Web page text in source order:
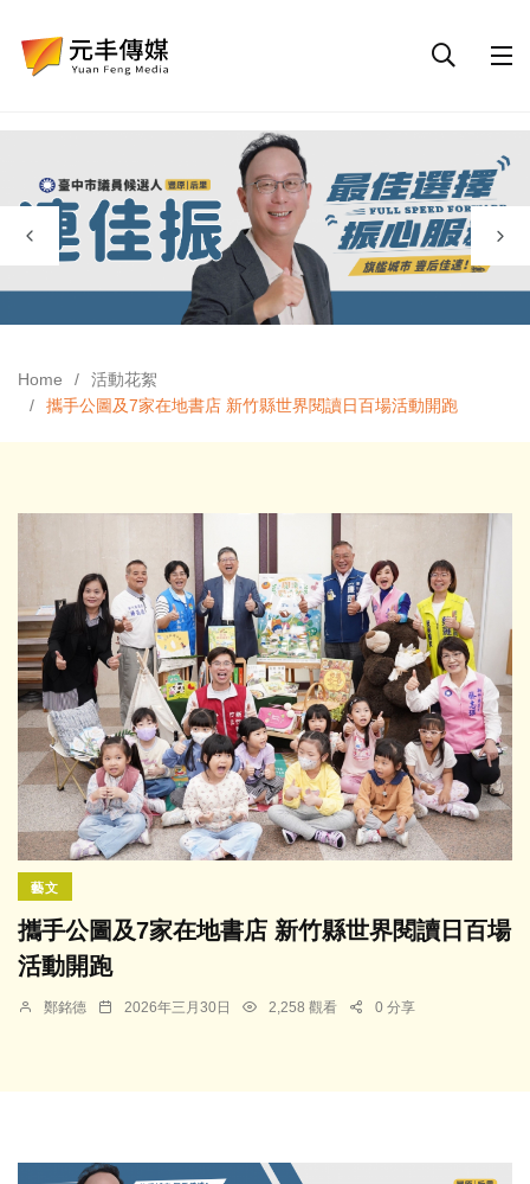
Home
活動花絮
攜手公圖及7家在地書店 新竹縣世界閱讀日百場活動開跑
藝文
攜手公圖及7家在地書店 新竹縣世界閱讀日百場
活動開跑
鄭銘德 2026年三月30日 2,258 觀看 0 分享